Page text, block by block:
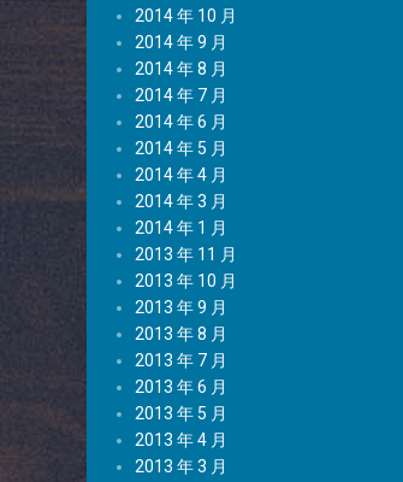
2014 年 10 月
2014 年 9 月
2014 年 8 月
2014 年 7 月
2014 年 6 月
2014 年 5 月
2014 年 4 月
2014 年 3 月
2014 年 1 月
2013 年 11 月
2013 年 10 月
2013 年 9 月
2013 年 8 月
2013 年 7 月
2013 年 6 月
2013 年 5 月
2013 年 4 月
2013 年 3 月